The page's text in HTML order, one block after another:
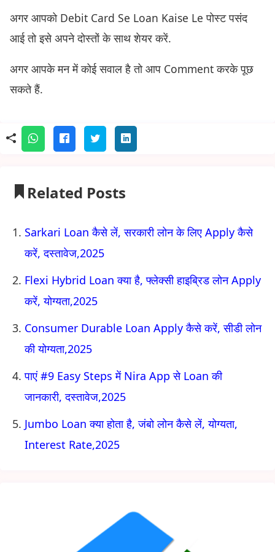
अगर आपको Debit Card Se Loan Kaise Le पोस्ट पसंद
आई तो इसे अपने दोस्तों के साथ शेयर करें.
अगर आपके मन में कोई सवाल है तो आप Comment करके पूछ
सकते हैं.
Related Posts
Sarkari Loan कैसे लें, सरकारी लोन के लिए Apply कैसे
करें, दस्तावेज,2025
Flexi Hybrid Loan क्या है, फ्लेक्सी हाइब्रिड लोन Apply
करें, योग्यता,2025
Consumer Durable Loan Apply कैसे करें, सीडी लोन
की योग्यता,2025
पाएं #9 Easy Steps में Nira App से Loan की
जानकारी, दस्तावेज,2025
Jumbo Loan क्या होता है, जंबो लोन कैसे लें, योग्यता,
Interest Rate,2025